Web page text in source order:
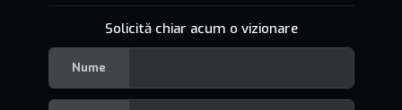
Solicită chiar acum o vizionare
Nume